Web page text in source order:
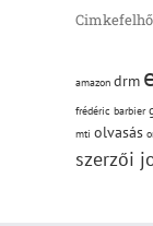
Cimkefelhő
amazon drm
frédéric barbier
mti olvasás
szerzői